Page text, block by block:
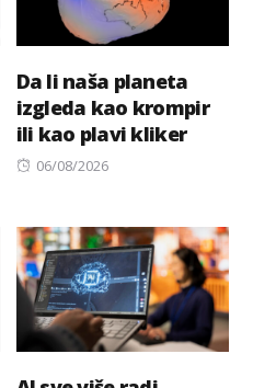
Da li naša planeta
izgleda kao krompir
ili kao plavi kliker
Posted
06/08/2026